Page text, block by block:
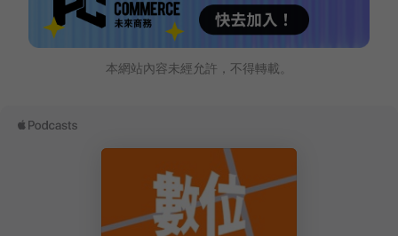
本網站內容未經允許，不得轉載。